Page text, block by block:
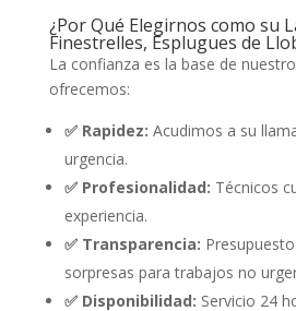
¿Por Qué Elegirnos como su
Finestrelles, Esplugues de
La confianza es la base de
ofrecemos:
✅ Rapidez: Acudimos a su
urgencia.
✅ Profesionalidad: Técnicos
experiencia.
✅ Transparencia:
sorpresas para trabajos no
✅ Disponibilidad: Servicio 24